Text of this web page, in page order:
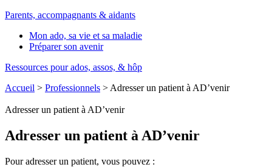
Parents, accompagnants & aidants
Mon ado, sa vie et sa maladie
Préparer son avenir
Ressources pour ados, assos, & hôp
Accueil > Professionnels > Adresser un patient à AD’venir
Adresser un patient à AD’venir
Adresser un patient à AD’venir
Pour adresser un patient, vous pouvez :